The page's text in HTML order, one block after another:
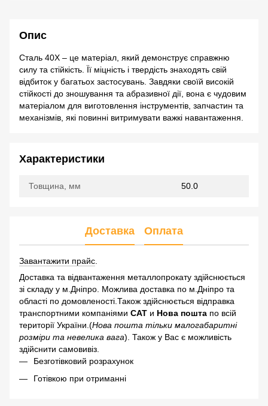
Опис
Сталь 40Х – це матеріал, який демонструє справжню
силу та стійкість. Її міцність і твердість знаходять свій
відбиток у багатьох застосувань. Завдяки своїй високій
стійкості до зношування та абразивної дії, вона є чудовим
матеріалом для виготовлення інструментів, запчастин та
механізмів, які повинні витримувати важкі навантаження.
Характеристики
Товщина, мм 50.0
Доставка Оплата
Завантажити прайс
Доставка та відвантаження металлопрокату здійснюється
зі складу у м.Дніпро. Можлива доставка по м.Дніпро та
області по домовленості.Також здійснюється відправка
транспортними компаніями САТ и Нова пошта по всій
території України.(Нова пошта тільки малогабаритні
розміри та невелика вага). Також у Вас є можливість
здійснити самовивіз.
Безготівковий розрахунок
Готівкою при отриманні